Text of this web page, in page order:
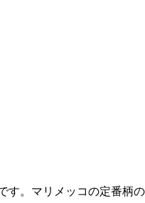
。マリメッコの定番柄の